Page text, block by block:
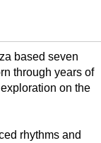
based seven
through years of
on the
rhythms and